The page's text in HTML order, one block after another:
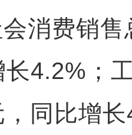
消费销
长4.2%；
同比增